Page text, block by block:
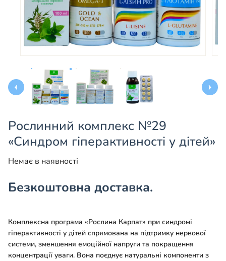
Рослинний комплекс №29
«Синдром гіперактивності у дітей»
Немає в наявності
Безкоштовна доставка.
Комплексна програма «Рослина Карпат» при синдромі
гіперактивності у дітей спрямована на підтримку нервової
системи, зменшення емоційної напруги та покращення
концентрації уваги. Вона поєднує натуральні компоненти з